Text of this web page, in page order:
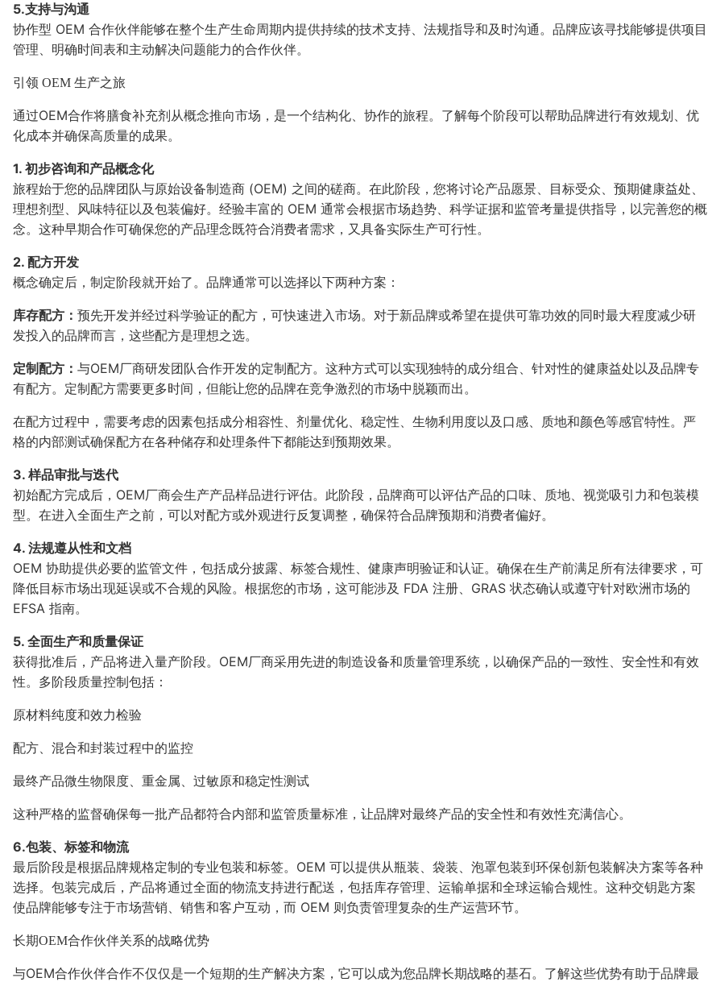
5.支持与沟通
协作型 OEM 合作伙伴能够在整个生产生命周期内提供持续的技术支持、法规指导和及时沟通。品牌应该寻找能够提供项目
管理、明确时间表和主动解决问题能力的合作伙伴。
引领 OEM 生产之旅
通过OEM合作将膳食补充剂从概念推向市场，是一个结构化、协作的旅程。了解每个阶段可以帮助品牌进行有效规划、优
化成本并确保高质量的成果。
1. 初步咨询和产品概念化
旅程始于您的品牌团队与原始设备制造商 (OEM) 之间的磋商。在此阶段，您将讨论产品愿景、目标受众、预期健康益处、
理想剂型、风味特征以及包装偏好。经验丰富的 OEM 通常会根据市场趋势、科学证据和监管考量提供指导，以完善您的概
念。这种早期合作可确保您的产品理念既符合消费者需求，又具备实际生产可行性。
2. 配方开发
概念确定后，制定阶段就开始了。品牌通常可以选择以下两种方案：
库存配方： 预先开发并经过科学验证的配方，可快速进入市场。对于新品牌或希望在提供可靠功效的同时最大程度减少研
发投入的品牌而言，这些配方是理想之选。
定制配方： 与OEM厂商研发团队合作开发的定制配方。这种方式可以实现独特的成分组合、针对性的健康益处以及品牌专
有配方。定制配方需要更多时间，但能让您的品牌在竞争激烈的市场中脱颖而出。
在配方过程中，需要考虑的因素包括成分相容性、剂量优化、稳定性、生物利用度以及口感、质地和颜色等感官特性。严
格的内部测试确保配方在各种储存和处理条件下都能达到预期效果。
3. 样品审批与迭代
初始配方完成后，OEM厂商会生产产品样品进行评估。此阶段，品牌商可以评估产品的口味、质地、视觉吸引力和包装模
型。在进入全面生产之前，可以对配方或外观进行反复调整，确保符合品牌预期和消费者偏好。
4. 法规遵从性和文档
OEM 协助提供必要的监管文件，包括成分披露、标签合规性、健康声明验证和认证。确保在生产前满足所有法律要求，可
降低目标市场出现延误或不合规的风险。根据您的市场，这可能涉及 FDA 注册、GRAS 状态确认或遵守针对欧洲市场的
EFSA 指南。
5. 全面生产和质量保证
获得批准后，产品将进入量产阶段。OEM厂商采用先进的制造设备和质量管理系统，以确保产品的一致性、安全性和有效
性。多阶段质量控制包括：
原材料纯度和效力检验
配方、混合和封装过程中的监控
最终产品微生物限度、重金属、过敏原和稳定性测试
这种严格的监督确保每一批产品都符合内部和监管质量标准，让品牌对最终产品的安全性和有效性充满信心。
6.包装、标签和物流
最后阶段是根据品牌规格定制的专业包装和标签。OEM 可以提供从瓶装、袋装、泡罩包装到环保创新包装解决方案等各种
选择。包装完成后，产品将通过全面的物流支持进行配送，包括库存管理、运输单据和全球运输合规性。这种交钥匙方案
使品牌能够专注于市场营销、销售和客户互动，而 OEM 则负责管理复杂的生产运营环节。
长期OEM合作伙伴关系的战略优势
与OEM合作伙伴合作不仅仅是一个短期的生产解决方案，它可以成为您品牌长期战略的基石。了解这些优势有助于品牌最